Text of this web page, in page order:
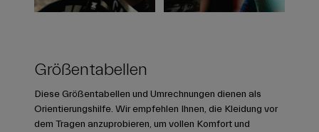
Größentabellen
Diese Größentabellen und Umrechnungen dienen als
Orientierungshilfe. Wir empfehlen Ihnen, die Kleidung vor
dem Tragen anzuprobieren, um vollen Komfort und